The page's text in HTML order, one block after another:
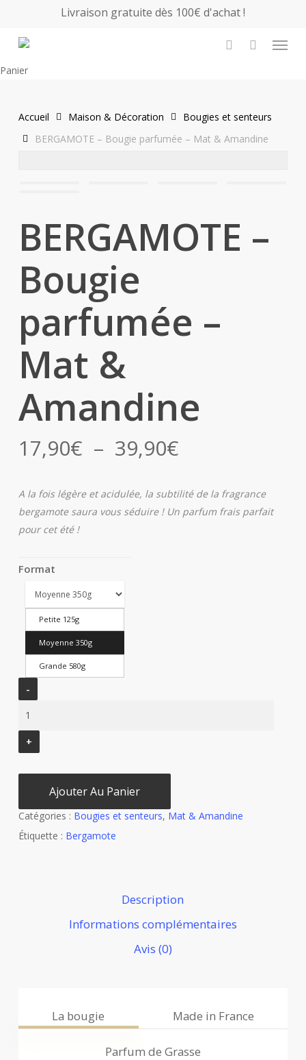
main
Livraison gratuite dès 100€ d'achat !
Menu
PanierClose
Accueil Maison & Décoration
Bougies et senteurs
BERGAMOTE – Bougie parfumée – Mat & Amandine
BERGAMOTE –
Bougie
parfumée –
Mat &
Amandine
17,90€ – 39,90€Plage
prix :
17,90€
A la fois légère et acidulée, la subtilité de la fragrance
bergamote saura vous séduire ! Un parfum frais parfait
pour cet été !
Format
Petite 125g
Moyenne 350g
Grande 580g
Ajouter Au Panier
Catégories : Bougies et senteurs, Mat & Amandine
Étiquette : Bergamote
Description
Informations complémentaires
Avis (0)
La bougie Made in France
Parfum de Grasse